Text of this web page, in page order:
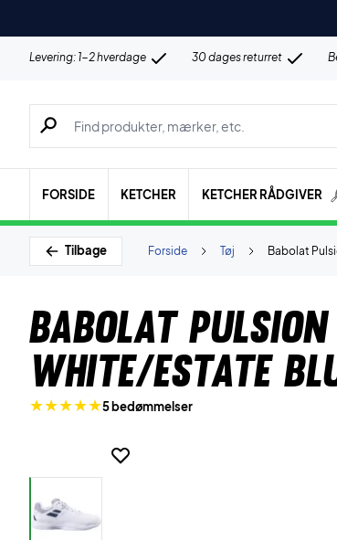
Levering: 1-2 hverdage 30 dages returret
Søg efter produkter, mærker etc.
FORSIDE KETCHER KETCHER RÅDGIVER
Tilbage Babolat
Tøj
Forside
Babolat
White/Estate
5 bedømmelser